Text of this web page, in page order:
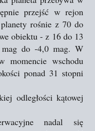
przejść w rejon
rośnie z 70 do
obiektu - z 16 do 13
do -4,0 mag. W
momencie wschodu
ponad 31 stopni
odległości kątowej
nadal się